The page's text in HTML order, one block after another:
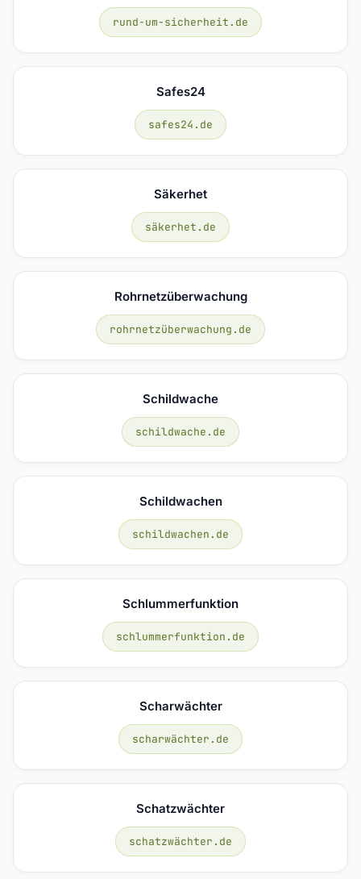
rund-um-sicherheit.de
Safes24
safes24.de
Säkerhet
säkerhet.de
Rohrnetzüberwachung
rohrnetzüberwachung.de
Schildwache
schildwache.de
Schildwachen
schildwachen.de
Schlummerfunktion
schlummerfunktion.de
Scharwächter
scharwächter.de
Schatzwächter
schatzwächter.de